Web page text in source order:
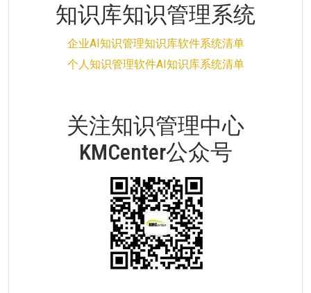
知识库知识管理系统
企业AI知识管理知识库软件系统清单
个人知识管理软件AI知识库系统清单
关注知识管理中心
KMCenter公众号